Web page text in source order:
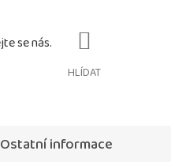
HLÍDAT
Ostatní informace